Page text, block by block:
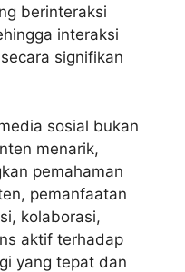
berinteraksi
interaksi
signifikan
sosial bukan
menarik,
pemahaman
pemanfaatan
kolaborasi,
aktif terhadap
yang tepat dan